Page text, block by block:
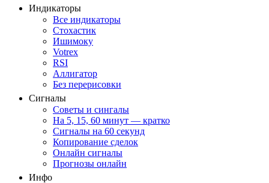
Индикаторы
Все индикаторы
Стохастик
Ишимоку
Votrex
RSI
Аллигатор
Без перерисовки
Сигналы
Советы и сингалы
На 5, 15, 60 минут — кратко
Сигналы на 60 секунд
Копирование сделок
Онлайн сигналы
Прогнозы онлайн
Инфо